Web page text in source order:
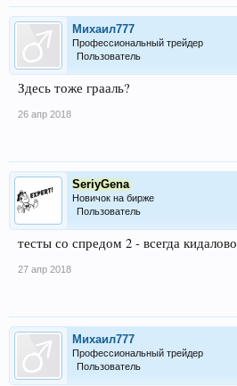
Михаил777
Профессиональный трейдер
Пользователь
Здесь тоже грааль?
26 апр 2018
SeriyGena
Новичок на бирже
Пользователь
тесты со спредом 2 - всегда кидалово
27 апр 2018
Михаил777
Профессиональный трейдер
Пользователь